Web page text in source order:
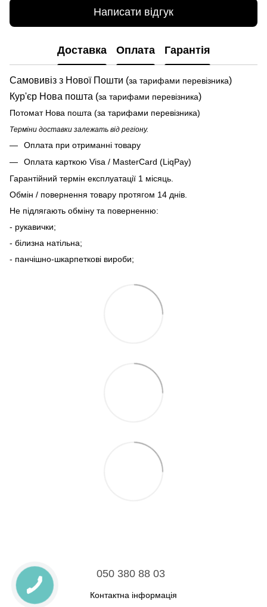
Написати відгук
Доставка Оплата Гарантія
Самовивіз з Нової Пошти (за тарифами перевізника)
Кур'єр Нова пошта (за тарифами перевізника)
Потомат Нова пошта (за тарифами перевізника)
Терміни доставки залежать від регіону.
Оплата при отриманні товару
Оплата карткою Visa / MasterCard (LiqPay)
Гарантійний термін експлуатації 1 місяць.
Обмін / повернення товару протягом 14 днів.
Не підлягають обміну та поверненню:
- рукавички;
- білизна натільна;
- панчішно-шкарпеткові вироби;
050 380 88 03
Контактна інформація